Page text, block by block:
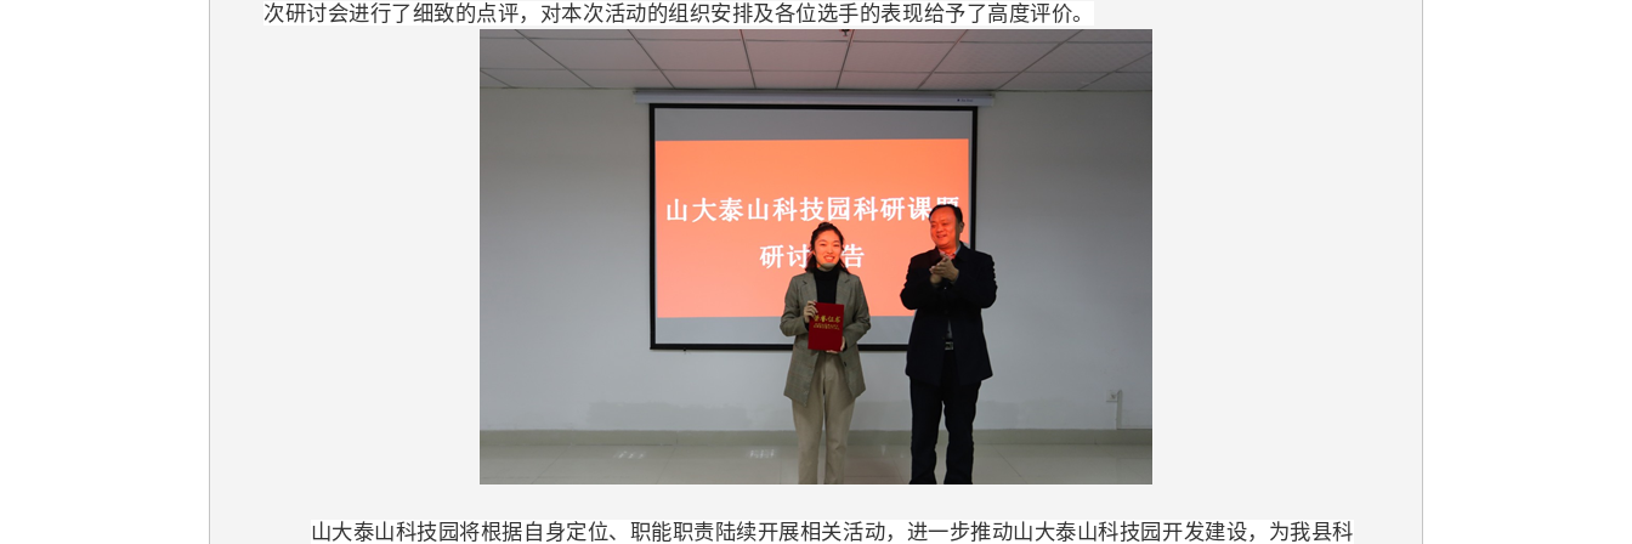
次研讨会进行了细致的点评，对本次活动的组织安排及各位选手的表现给予了高度评价。
山大泰山科技园将根据自身定位、职能职责陆续开展相关活动，进一步推动山大泰山科技园开发建设，为我县科